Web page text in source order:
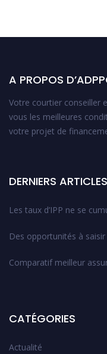
A PROPOS
Votre courtier conseiller
vous les meilleures
votre projet de
DERNIERS ARTICLES
Les taux d’IPP ne se
Des opportunités à
Comparatif meilleur
CATÉGORIES
Actualité